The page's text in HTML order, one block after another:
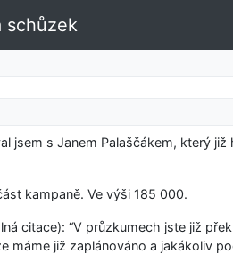
schůzek
jsem s Janem Palaščákem, který
kampaně. Ve výši 185 000.
citace): “V průzkumech jste již
máme již zaplánováno a jakákoliv